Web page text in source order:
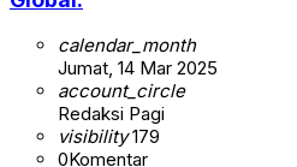
calendar_month
Jumat, 14 Mar 2025
account_circle
Redaksi Pagi
visibility179
0Komentar